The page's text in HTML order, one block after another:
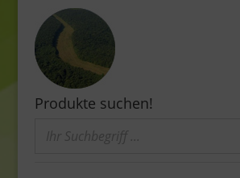
Produkte suchen!